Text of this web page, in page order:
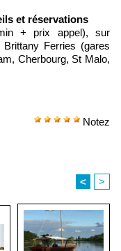
et réservations
+ prix appel), sur
Ferries (gares
Cherbourg, St Malo,
Notez
< >